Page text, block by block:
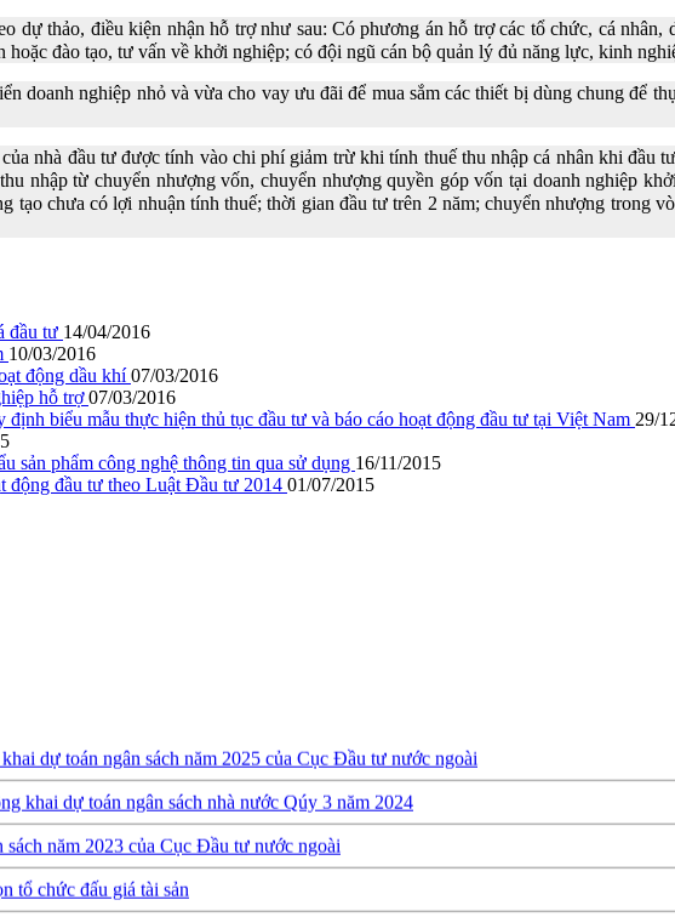
dự thảo, điều kiện nhận hỗ trợ như sau: Có phương án hỗ trợ các tổ chức, cá
đào tạo, tư vấn về khởi nghiệp; có đội ngũ cán bộ quản lý đủ năng lực, kinh
doanh nghiệp nhỏ và vừa cho vay ưu đãi để mua sắm các thiết bị dùng chung để
nhà đầu tư được tính vào chi phí giảm trừ khi tính thuế thu nhập cá nhân khi đầu
nhập từ chuyển nhượng vốn, chuyển nhượng quyền góp vốn tại doanh nghiệp
tạo chưa có lợi nhuận tính thuế; thời gian đầu tư trên 2 năm; chuyển nhượng trong
đầu tư 14/04/2016
10/03/2016
động dầu khí07/03/2016
hỗ trợ07/03/2016
biểu mẫu thực hiện thủ tục đầu tư và báo cáo hoạt động đầu tư tại Việt Nam 29/
sản phẩm công nghệ thông tin qua sử dụng 16/11/2015
động đầu tư theo Luật Đầu tư 2014 01/07/2015
khai dự toán ngân sách nhà nước Qúy 3 năm 2024
sách năm 2023 của Cục Đầu tư nước ngoài
tổ chức đấu giá tài sản
đầu tư lớn (RIGI): Mục tiêu, phạm vi và thực hiện